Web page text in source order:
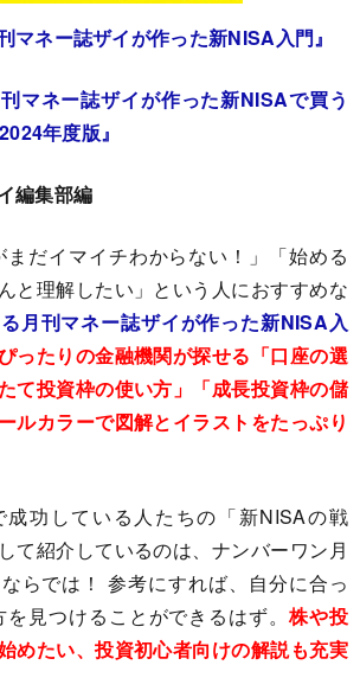
マネー誌ザイが作った新NISA入門』
マネー誌ザイが作った新NISAで買う
年度版』
編集部編
まだイマイチわからない！」「始める
と理解したい」という人におすすめな
月刊マネー誌ザイが作った新NISA入
ったりの金融機関が探せる「口座の選
て投資枠の使い方」「成長投資枠の儲
ルカラーで図解とイラストをたっぷり
功している人たちの「新NISAの戦
て紹介しているのは、ナンバーワン月
らでは！ 参考にすれば、自分に合っ
見つけることができるはず。 株や投
めたい、投資初心者向けの解説も充実